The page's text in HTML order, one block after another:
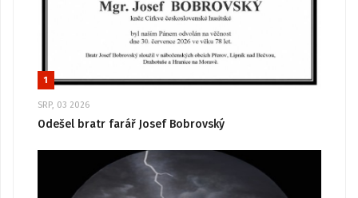
1
SRP, 03 2026
Odešel bratr farář Josef Bobrovský